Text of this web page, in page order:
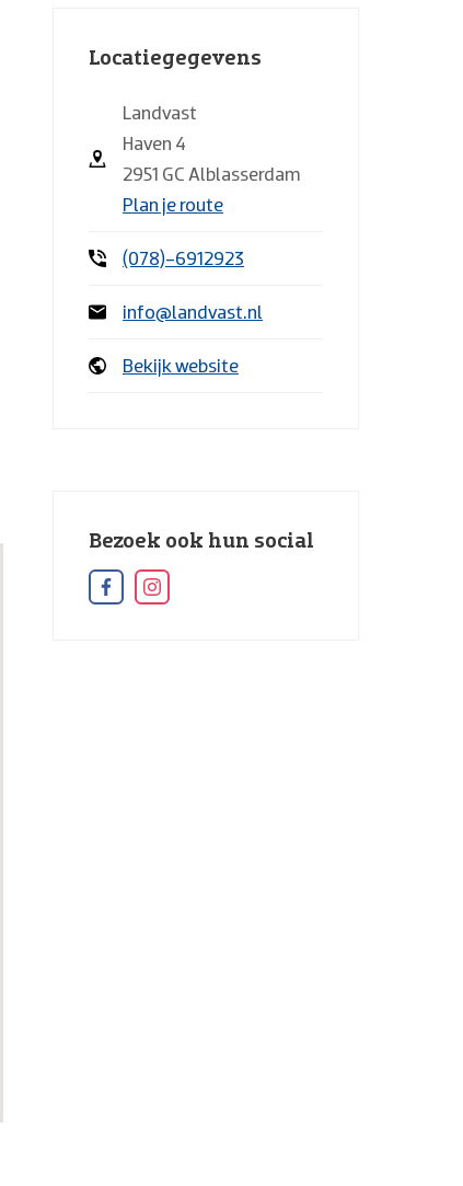
Locatiegegevens
Landvast
Haven 4
2951 GC Alblasserdam
Plan je route
(078)-6912923
info@landvast.nl
Bekijk website
Bezoek ook hun social